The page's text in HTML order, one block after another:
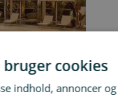
cookies
indhold, annoncer